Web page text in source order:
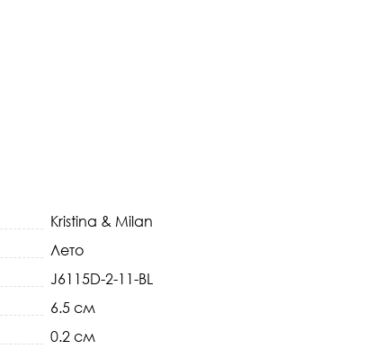
Kristina & Milan
Лето
J6115D-2-11-BL
6.5 см
0.2 см